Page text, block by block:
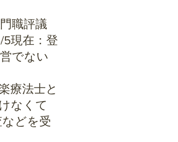
職評議
現在：登
でない
療法士と
なくて
どを受